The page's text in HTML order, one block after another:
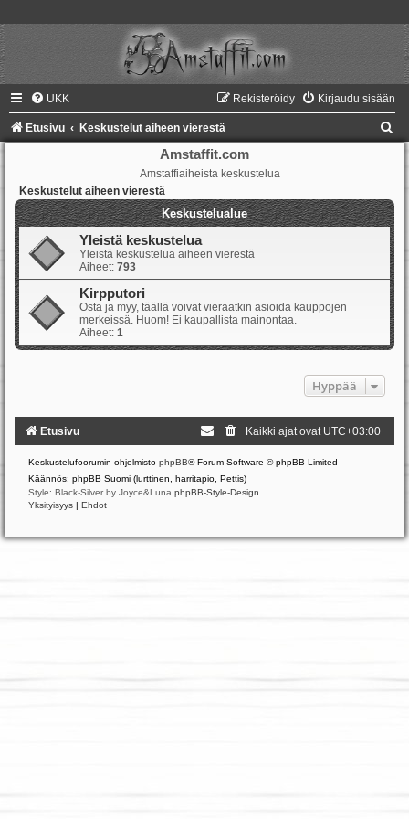
UKK Kirjaudu sisään
Rekisteröidy
Etusivu Keskustelut aiheen vierestä
Amstaffit.com
Amstaffiaiheista keskustelua
Keskustelut aiheen vierestä
Keskustelualue
Yleistä keskustelua
Yleistä keskustelua aiheen vierestä
Aiheet: 793
Kirpputori
Osta ja myy, täällä voivat vieraatkin asioida kauppojen
merkeissä. Huom! Ei kaupallista mainontaa.
Aiheet: 1
Hyppää
Etusivu Kaikki ajat ovat UTC+03:00
Keskustelufoorumin ohjelmisto phpBB® Forum Software © phpBB Limited
Käännös: phpBB Suomi (lurttinen, harritapio, Pettis)
Style: Black-Silver by Joyce&Luna phpBB-Style-Design
Yksityisyys | Ehdot